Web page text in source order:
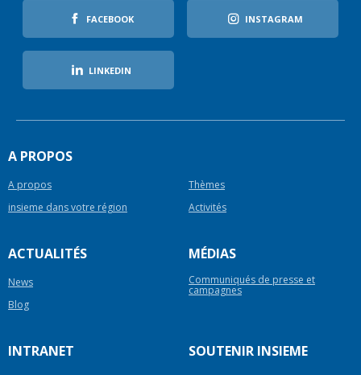
FACEBOOK INSTAGRAM
LINKEDIN
A PROPOS
A propos
Thèmes
insieme dans votre région
Activités
ACTUALITÉS
News
Blog
MÉDIAS
Communiqués de presse et
campagnes
INTRANET SOUTENIR INSIEME